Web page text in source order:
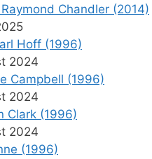
Chandler (2014)
Hoff (1996)
2024
Campbell (1996)
2024
Clark (1996)
2024
(1996)